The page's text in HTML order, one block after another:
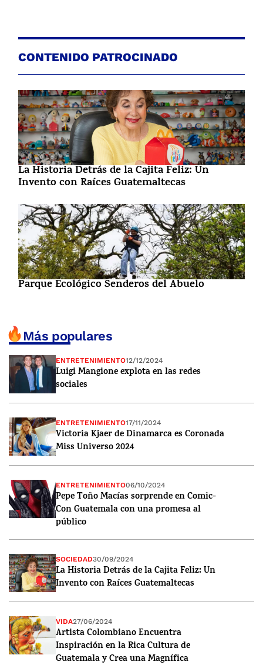
CONTENIDO PATROCINADO
La Historia Detrás de la Cajita Feliz: Un
Invento con Raíces Guatemaltecas
Parque Ecológico Senderos del Abuelo
Más populares
ENTRETENIMIENTO12/12/2024
Luigi Mangione explota en las redes
sociales
ENTRETENIMIENTO17/11/2024
Victoria Kjaer de Dinamarca es Coronada
Miss Universo 2024
ENTRETENIMIENTO06/10/2024
Pepe Toño Macías sorprende en Comic-
Con Guatemala con una promesa al
público
SOCIEDAD30/09/2024
La Historia Detrás de la Cajita Feliz: Un
Invento con Raíces Guatemaltecas
VIDA27/06/2024
Artista Colombiano Encuentra
Inspiración en la Rica Cultura de
Guatemala y Crea una Magnífica